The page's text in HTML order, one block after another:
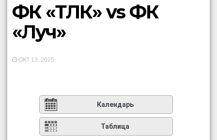
ФК «ТЛК» vs ФК
«Луч»
ОКТ 13, 2025
Календарь
Таблица